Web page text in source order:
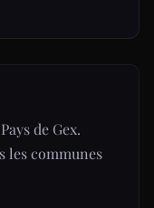
de Gex.
les communes